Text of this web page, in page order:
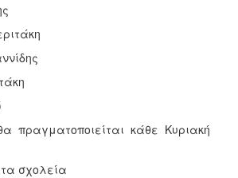
πραγματοποιείται κάθε Κυριακή
τα σχολεία